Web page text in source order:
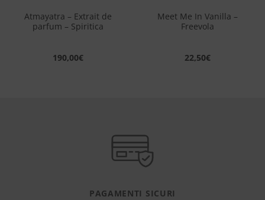
Atmayatra – Extrait de
parfum – Spiritica
190,00€
Meet Me In Vanilla –
Freevola
22,50€
PAGAMENTI SICURI